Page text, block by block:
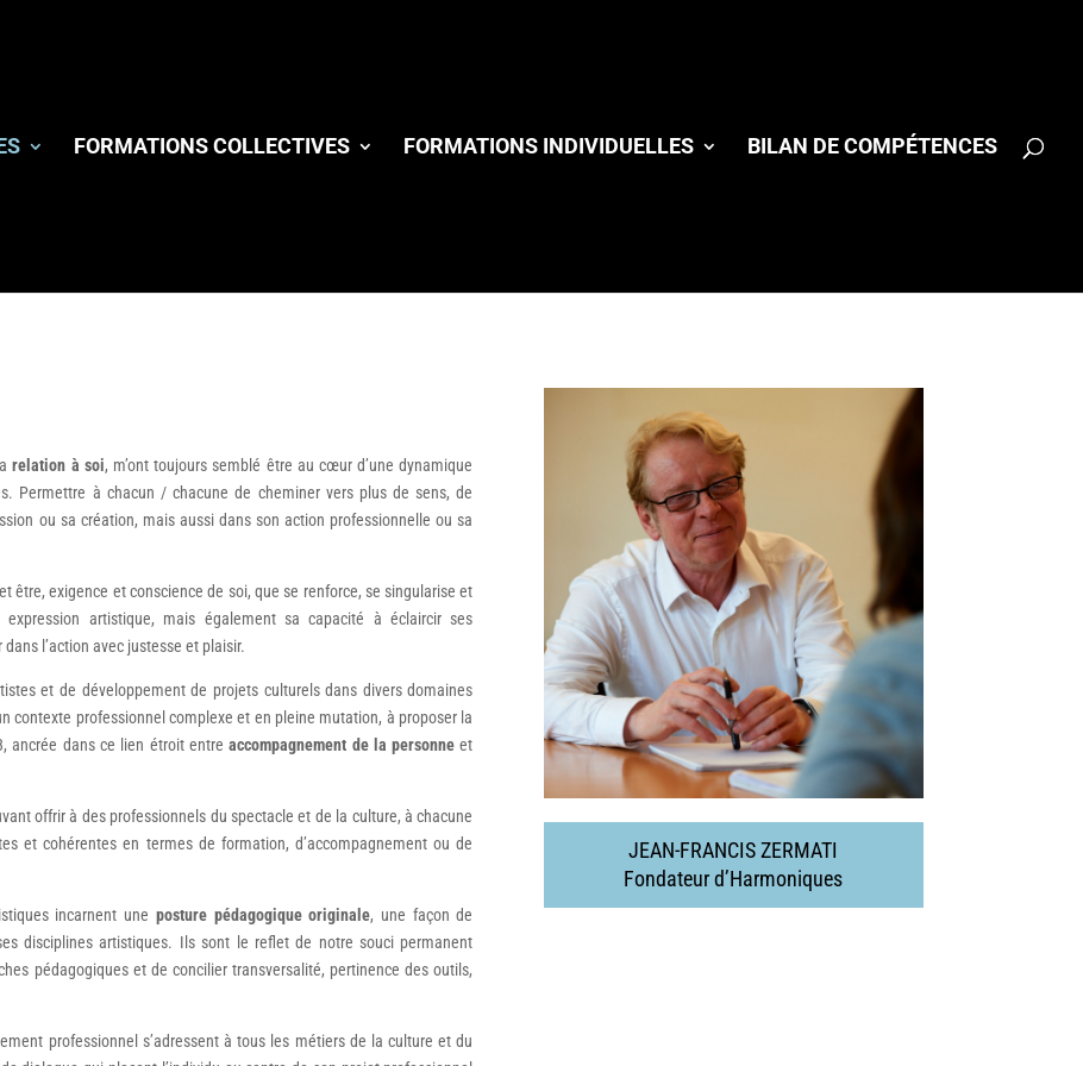
FORMATIONS COLLECTIVES FORMATIONS INDIVIDUELLES BILAN DE COMPÉTENCES
relation à soi, m’ont toujours semblé être au cœur d’une dynamique
Permettre à chacun / chacune de cheminer vers plus de sens, de
ou sa création, mais aussi dans son action professionnelle ou sa
être, exigence et conscience de soi, que se renforce, se singularise et
artistique, mais également sa capacité à éclaircir ses
l’action avec justesse et plaisir.
et de développement de projets culturels dans divers domaines
contexte professionnel complexe et en pleine mutation, à proposer la
ancrée dans ce lien étroit entreaccompagnement de la personne et
offrir à des professionnels du spectacle et de la culture, à chacune
et cohérentes en termes de formation, d’accompagnement ou de
incarnent une posture pédagogique originale, une façon de
disciplines artistiques. Ils sont le reflet de notre souci permanent
pédagogiques et de concilier transversalité, pertinence des outils,
professionnel s’adressent à tous les métiers de la culture et du
JEAN-FRANCIS ZERMATI
Fondateur d’Harmoniques